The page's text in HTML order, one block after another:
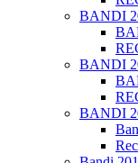
BANDI
BANDI
BANDI